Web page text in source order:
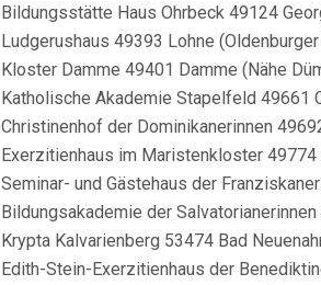
Bildungsstätte Haus Ohrbeck 49124
Ludgerushaus 49393 Lohne
Kloster Damme 49401 Damme (Nähe
Katholische Akademie Stapelfeld 49661
Christinenhof der Dominikanerinnen
Exerzitienhaus im Maristenkloster 49774
Seminar- und Gästehaus der
Bildungsakademie der
Krypta Kalvarienberg 53474 Bad
Edith-Stein-Exerzitienhaus der